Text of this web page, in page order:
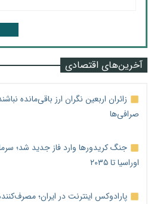
آخرین‌های اقتصادی
زائران اربعین نگران ارز باقی‌مانده
صرافی‌ها
اوراسیا تا ۲۰۳۵
پارادوکس اینترنت در ایران؛